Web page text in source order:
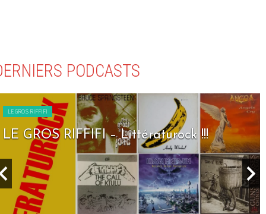
PODCASTS
LE GROS RIFFIFI
LE GROS RIFFIFI – Seven Days To Rock !!!